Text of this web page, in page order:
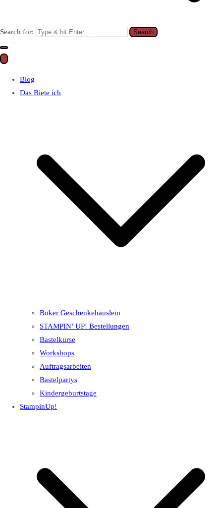
Search for:
Blog
Das Biete ich
Boker Geschenkehäuslein
STAMPIN’ UP! Bestellungen
Bastelkurse
Workshops
Auftragsarbeiten
Bastelpartys
Kindergeburtstage
StampinUp!